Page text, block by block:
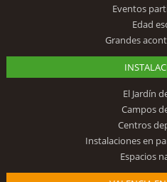
Eventos
Edad
Grandes
El Jardín
Campos
Centros
Instalaciones en
Espacios